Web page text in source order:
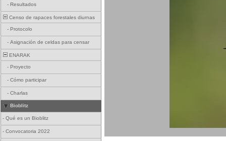
- Resultados
Censo de rapaces forestales diurnas
- Protocolo
- Asignación de celdas para censar
ENARAK
- Proyecto
- Cómo participar
- Charlas
Bioblitz
- Qué es un Bioblitz
- Convocatoria 2022